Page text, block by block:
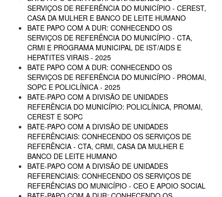
SERVIÇOS DE REFERÊNCIA DO MUNICÍPIO - CEREST,
CASA DA MULHER E BANCO DE LEITE HUMANO
BATE PAPO COM A DUR: CONHECENDO OS
SERVIÇOS DE REFERÊNCIA DO MUNICÍPIO - CTA,
CRMI E PROGRAMA MUNICIPAL DE IST/AIDS E
HEPATITES VIRAIS - 2025
BATE PAPO COM A DUR: CONHECENDO OS
SERVIÇOS DE REFERÊNCIA DO MUNICÍPIO - PROMAI,
SOPC E POLICLÍNICA - 2025
BATE-PAPO COM A DIVISÃO DE UNIDADES
REFERÊNCIA DO MUNICÍPIO: POLICLÍNICA, PROMAI,
CEREST E SOPC
BATE-PAPO COM A DIVISÃO DE UNIDADES
REFERÊNCIAIS: CONHECENDO OS SERVIÇOS DE
REFERÊNCIA - CTA, CRMI, CASA DA MULHER E
BANCO DE LEITE HUMANO
BATE-PAPO COM A DIVISÃO DE UNIDADES
REFERENCIAIS: CONHECENDO OS SERVIÇOS DE
REFERÊNCIAS DO MUNICÍPIO - CEO E APOIO SOCIAL